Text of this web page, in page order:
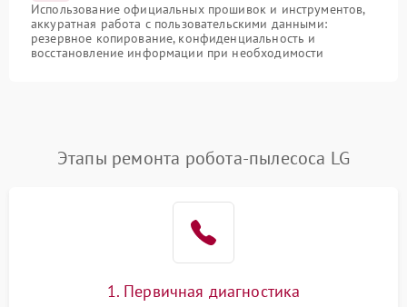
Использование официальных прошивок и инструментов,
аккуратная работа с пользовательскими данными:
резервное копирование, конфиденциальность и
восстановление информации при необходимости
Этапы ремонта робота-пылесоса LG
1. Первичная диагностика